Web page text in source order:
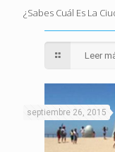
¿Sabes Cuál Es La
Leer
septiembre 26, 2015